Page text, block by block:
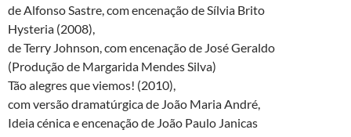
de Alfonso Sastre, com encenação de Sílvia Brito
Hysteria (2008),
de Terry Johnson, com encenação de José Geraldo
(Produção de Margarida Mendes Silva)
Tão alegres que viemos! (2010),
com versão dramatúrgica de João Maria André,
Ideia cénica e encenação de João Paulo Janicas